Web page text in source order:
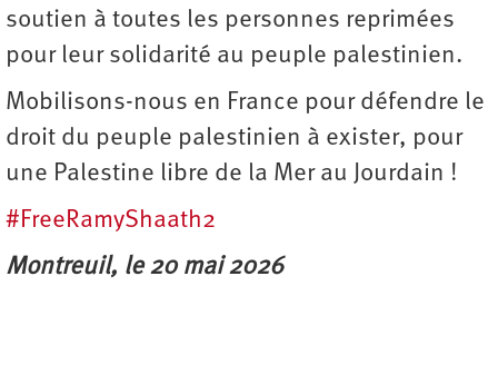
soutien à toutes les personnes reprimées
pour leur solidarité au peuple palestinien.
Mobilisons-nous en France pour défendre le
droit du peuple palestinien à exister, pour
une Palestine libre de la Mer au Jourdain !
#FreeRamyShaath2
Montreuil, le 20 mai 2026